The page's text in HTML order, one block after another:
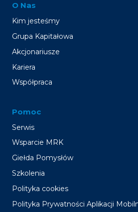
O Nas
Kim jesteśmy
Grupa Kapitałowa
Akcjonariusze
Kariera
Współpraca
Pomoc
Serwis
Wsparcie MRK
Giełda Pomysłów
Szkolenia
Polityka cookies
Polityka Prywatności Aplikacji